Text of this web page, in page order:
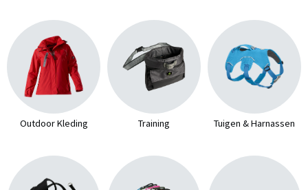
Outdoor Kleding Training Tuigen & Harnassen